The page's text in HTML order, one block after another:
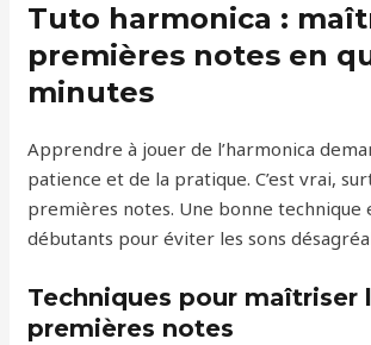
Tuto harmonica :
premières notes en
minutes
Apprendre à jouer de l’harmonica
patience et de la pratique. C’est vrai,
premières notes. Une bonne technique
débutants pour éviter les sons
Techniques pour maîtriser
premières notes